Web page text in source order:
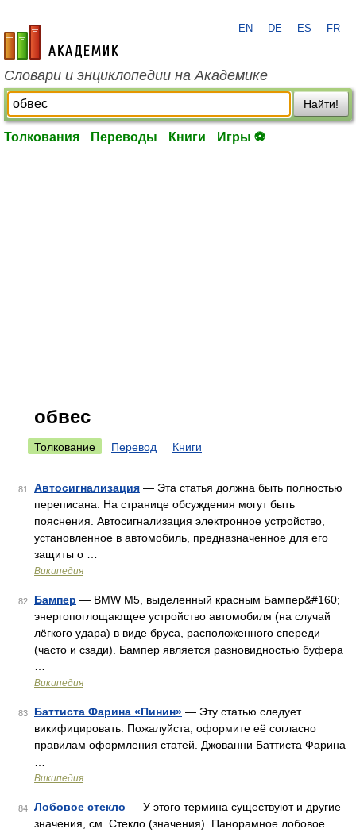
academic.ru
EN DE ES FR
Словари и энциклопедии на Академике
Найти!
Толкования Переводы Книги Игры ⚽
обвес
Толкование Перевод Книги
81 Автосигнализация — Эта статья должна быть полностью
переписана. На странице обсуждения могут быть
пояснения. Автосигнализация электронное устройство,
установленное в автомобиль, предназначенное для его
защиты о …
Википедия
82 Бампер — BMW M5, выделенный красным Бампер&#160;
энергопоглощающее устройство автомобиля (на случай
лёгкого удара) в виде бруса, расположенного спереди
(часто и сзади). Бампер является разновидностью буфера
Википедия
83 Баттиста Фарина «Пинин» — Эту статью следует
викифицировать. Пожалуйста, оформите её согласно
правилам оформления статей. Джованни Баттиста Фарина
Википедия
84 Лобовое стекло — У этого термина существуют и другие
значения, см. Стекло (значения). Панорамное лобовое